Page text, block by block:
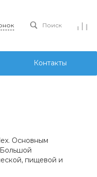
Поиск
Контакты
Основным
пищевой и